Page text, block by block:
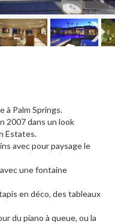
à Palm Springs.
2007 dans un look
Estates.
avec pour paysage le
une fontaine
en déco, des tableaux
du piano à queue, ou la